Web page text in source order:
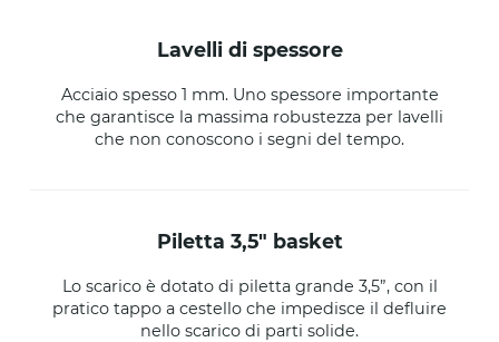
lavelli di spessore
Acciaio spesso 1 mm. Uno spessore importante
che garantisce la massima robustezza per lavelli
che non conoscono i segni del tempo.
piletta 3,5" basket
Lo scarico è dotato di piletta grande 3,5”, con il
pratico tappo a cestello che impedisce il defluire
nello scarico di parti solide.